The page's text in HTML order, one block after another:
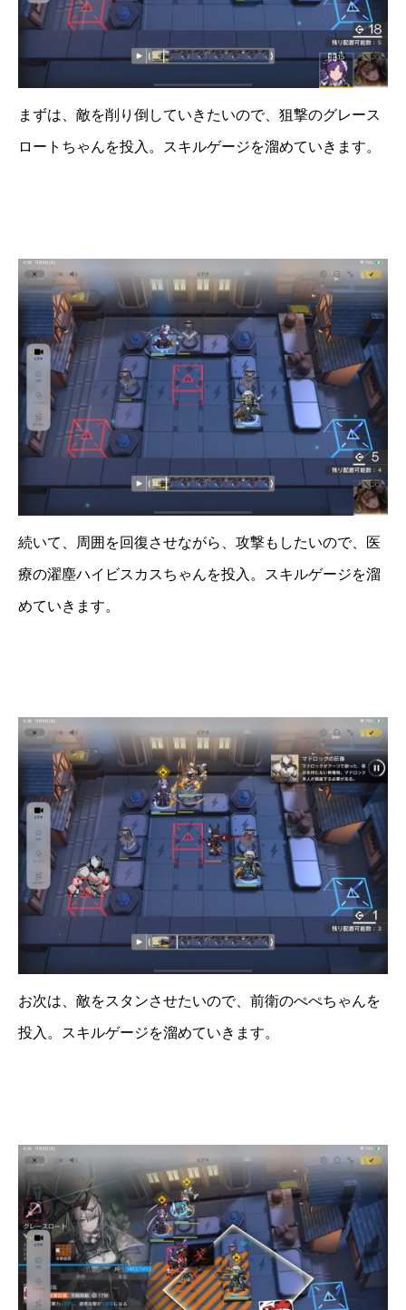
まずは、敵を削り倒していきたいので、狙撃のグレース
ロートちゃんを投入。スキルゲージを溜めていきます。
続いて、周囲を回復させながら、攻撃もしたいので、医
療の濯塵ハイビスカスちゃんを投入。スキルゲージを溜
めていきます。
お次は、敵をスタンさせたいので、前衛のぺぺちゃんを
投入。スキルゲージを溜めていきます。